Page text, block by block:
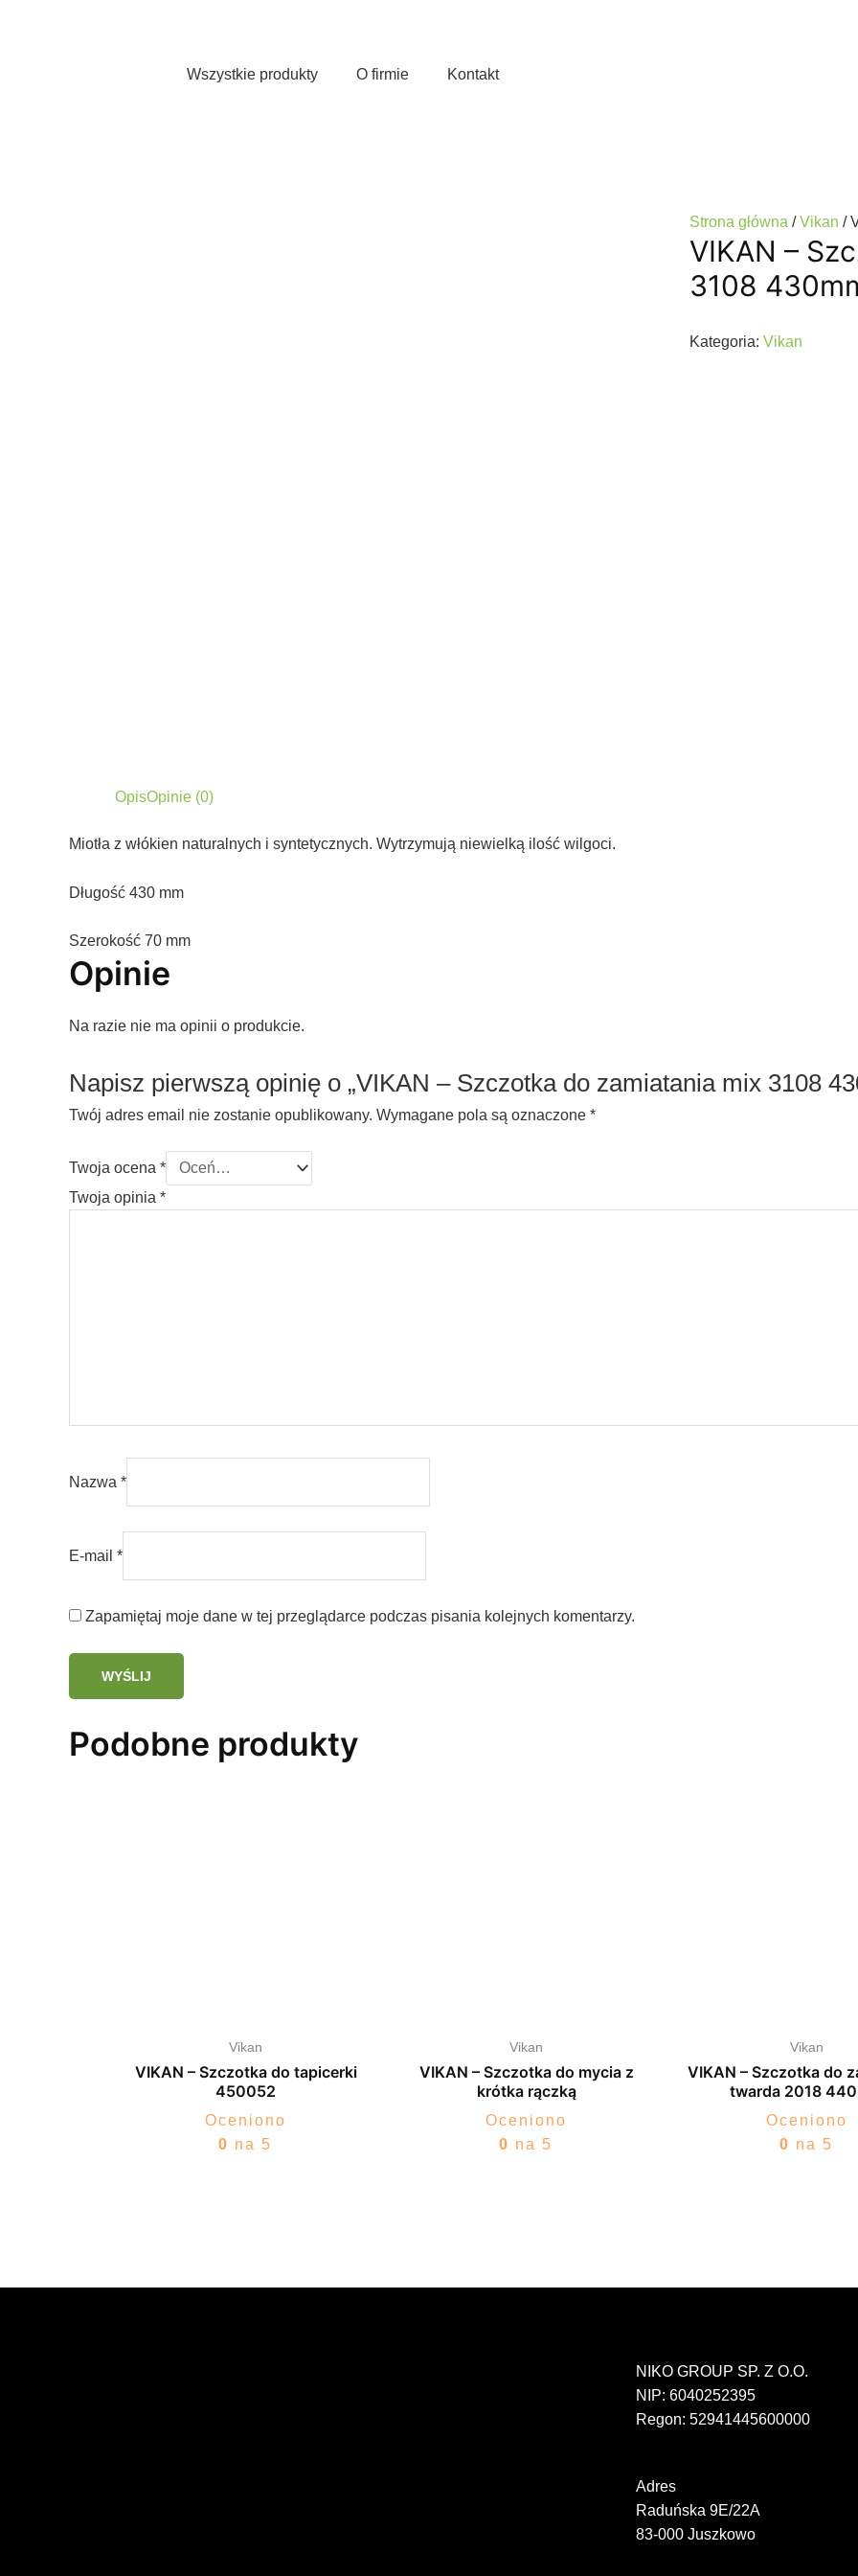
Wszystkie produkty
O firmie Kontakt
Strona główna /Vikan /
VIKAN –
3108
Kategoria: Vikan
OpisOpinie (0)
Miotła z włókien naturalnych i syntetycznych. Wytrzymują niewielką ilość wilgoci.
Długość 430 mm
Szerokość 70 mm
Opinie
Na razie nie ma opinii o produkcie.
Napisz pierwszą opinię o „VIKAN – Szczotka do zamiatania mix 3108
Twój adres email nie zostanie opublikowany. Wymagane pola są oznaczone *
Twoja ocena *
Twoja opinia *
Nazwa *
E-mail *
Zapamiętaj moje dane w tej przeglądarce podczas pisania kolejnych komentarzy.
Podobne produkty
Vikan
VIKAN – Szczotka do tapicerki
450052
Oceniono
0 na 5
Vikan
VIKAN – Szczotka do mycia z
krótka rączką
Oceniono
0 na 5
Vikan
VIKAN – Szczotka do
twarda 2018
Oceniono
0 na 5
NIKO GROUP SP. Z O.O.
NIP: 6040252395
Regon: 52941445600000
Adres
Raduńska 9E/22A
83-000 Juszkowo